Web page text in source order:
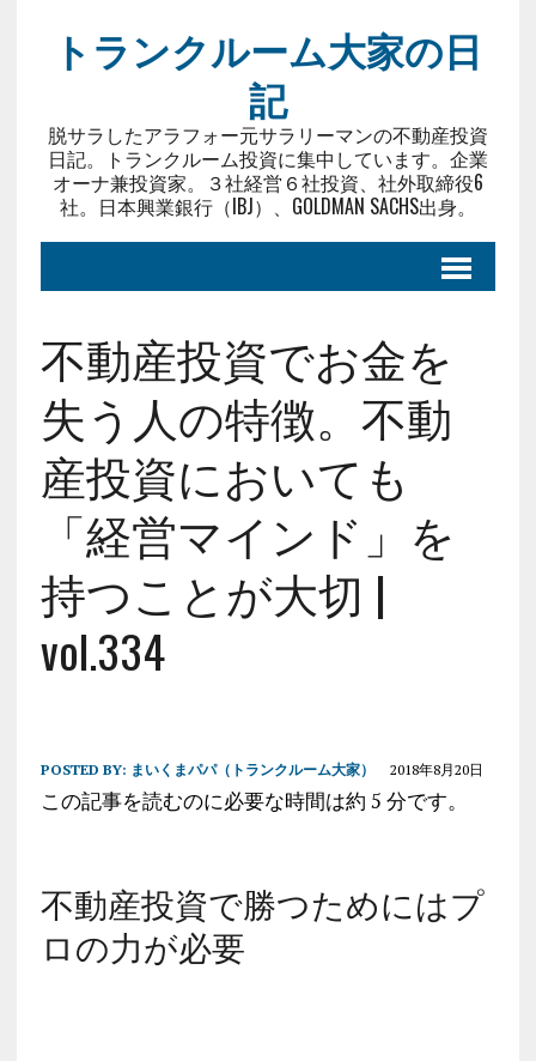
トランクルーム大家の日
記
脱サラしたアラフォー元サラリーマンの不動産投資
日記。トランクルーム投資に集中しています。企業
オーナ兼投資家。３社経営６社投資、社外取締役6
社。日本興業銀行（IBJ）、GOLDMAN SACHS出身。
不動産投資でお金を
失う人の特徴。不動
産投資においても
「経営マインド」を
持つことが大切 |
vol.334
POSTED BY: まいくまパパ（トランクルーム大家） 2018年8月20日
この記事を読むのに必要な時間は約 5 分です。
不動産投資で勝つためにはプ
ロの力が必要